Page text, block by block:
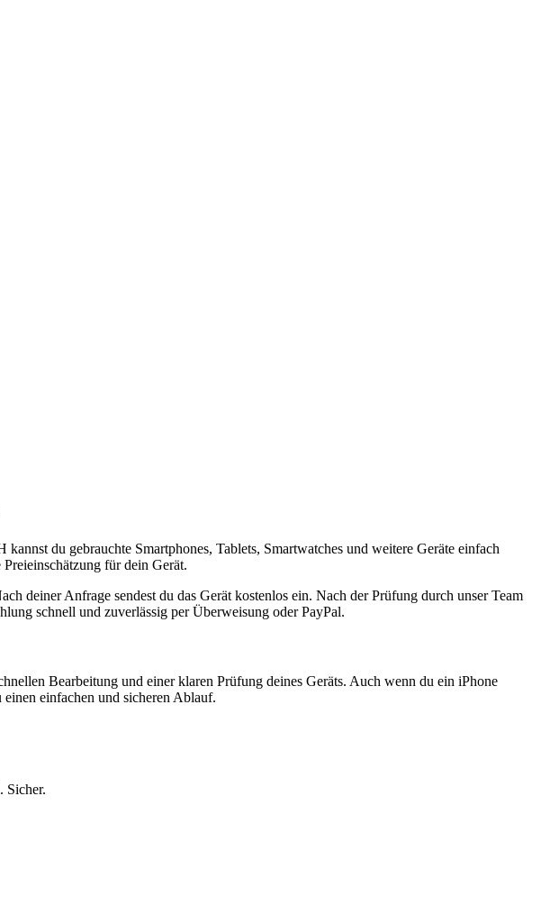
du gebrauchte Smartphones, Tablets, Smartwatches und weitere Geräte einfach
für dein Gerät.
deiner Anfrage sendest du das Gerät kostenlos ein. Nach der Prüfung durch unser Team
schnell und zuverlässig per Überweisung oder PayPal.
Bearbeitung und einer klaren Prüfung deines Geräts. Auch wenn du ein iPhone
einfachen und sicheren Ablauf.
Sicher.